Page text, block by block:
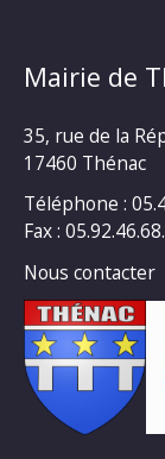
Mairie de
35, rue de la
17460 Thénac
Téléphone :
Fax :
Nous contacter